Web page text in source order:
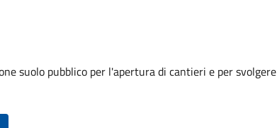
suolo pubblico per l'apertura di cantieri e per svolgere